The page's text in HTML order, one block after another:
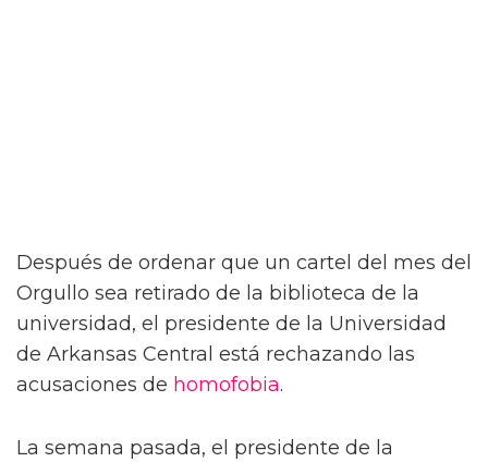
Después de ordenar que un cartel del mes del
Orgullo sea retirado de la biblioteca de la
universidad, el presidente de la Universidad
de Arkansas Central está rechazando las
acusaciones de homofobia.
La semana pasada, el presidente de la